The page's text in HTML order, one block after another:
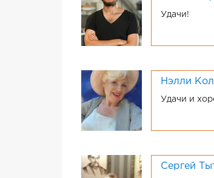
Удачи!
Нэлли
Удачи и
Сергей